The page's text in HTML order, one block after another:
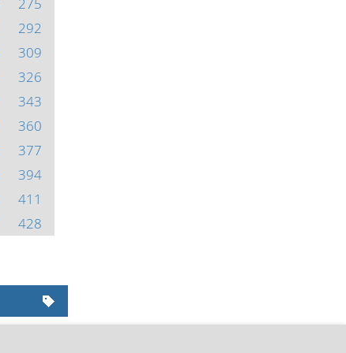
292
309
326
343
360
377
394
411
428